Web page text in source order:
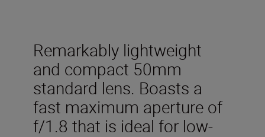
Remarkably lightweight
and compact 50mm
standard lens. Boasts a
fast maximum aperture of
f/1.8 that is ideal for low-